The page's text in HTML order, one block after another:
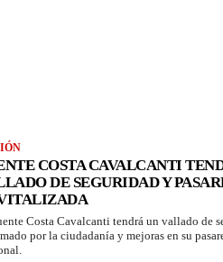
COSTA CAVALCANTI
DE SEGURIDAD Y
Costa Cavalcanti tendrá un vallado de
por la ciudadanía y mejoras en su